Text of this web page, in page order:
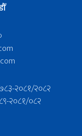
२०८१/२०८२
२०८१/०८२